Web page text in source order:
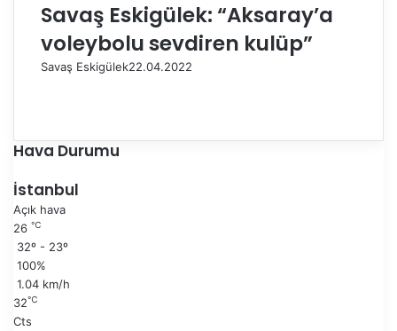
Savaş Eskigülek: “Aksaray’a
voleybolu sevdiren kulüp”
Savaş Eskigülek22.04.2022
e
k
s
a
a
n
k
i
y
f
Hava Durumu
İstanbul
Açık hava
26 ℃
32º - 23º
100%
1.04 km/h
32℃
Cts